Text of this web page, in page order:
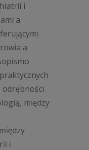
i
a
a
odrębności
między
i